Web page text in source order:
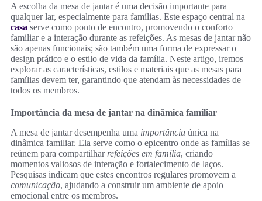
A escolha da mesa de jantar é uma decisão importante para
qualquer lar, especialmente para famílias. Este espaço central na
casa serve como ponto de encontro, promovendo o conforto
familiar e a interação durante as refeições. As mesas de jantar não
são apenas funcionais; são também uma forma de expressar o
design prático e o estilo de vida da família. Neste artigo, iremos
explorar as características, estilos e materiais que as mesas para
famílias devem ter, garantindo que atendam às necessidades de
todos os membros.
Importância da mesa de jantar na dinâmica familiar
A mesa de jantar desempenha uma importância única na
dinâmica familiar. Ela serve como o epicentro onde as famílias se
reúnem para compartilhar refeições em família, criando
momentos valiosos de interação e fortalecimento de laços.
Pesquisas indicam que estes encontros regulares promovem a
comunicação, ajudando a construir um ambiente de apoio
emocional entre os membros.